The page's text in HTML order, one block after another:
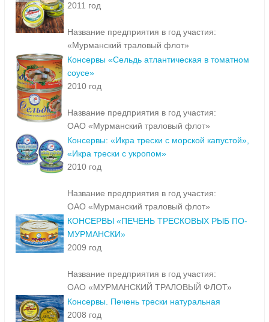
2011 год
Название предприятия в год участия:
«Мурманский траловый флот»
Консервы «Сельдь атлантическая в томатном
соусе»
2010 год
Название предприятия в год участия:
ОАО «Мурманский траловый флот»
Консервы: «Икра трески с морской капустой»,
«Икра трески с укропом»
2010 год
Название предприятия в год участия:
ОАО «Мурманский траловый флот»
КОНСЕРВЫ «ПЕЧЕНЬ ТРЕСКОВЫХ РЫБ ПО-
МУРМАНСКИ»
2009 год
Название предприятия в год участия:
ОАО «МУРМАНСКИЙ ТРАЛОВЫЙ ФЛОТ»
Консервы. Печень трески натуральная
2008 год